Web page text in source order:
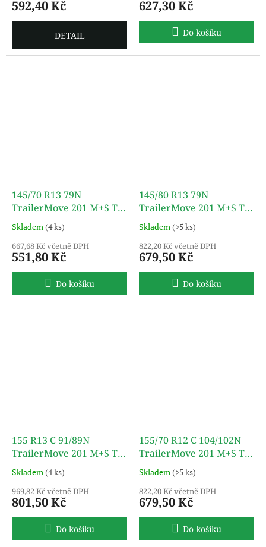
592,40 Kč
DETAIL
627,30 Kč
Do košíku
145/70 R13 79N
TrailerMove 201 M+S TL
TURON
Skladem(4 ks)
667,68 Kč včetně DPH
551,80 Kč
Do košíku
145/80 R13 79N
TrailerMove 201 M+S TL
TURON
Skladem(>5 ks)
822,20 Kč včetně DPH
679,50 Kč
Do košíku
155 R13 C 91/89N
TrailerMove 201 M+S TL
TURON
Skladem(4 ks)
969,82 Kč včetně DPH
801,50 Kč
Do košíku
155/70 R12 C 104/102N
TrailerMove 201 M+S TL
TURON
Skladem(>5 ks)
822,20 Kč včetně DPH
679,50 Kč
Do košíku